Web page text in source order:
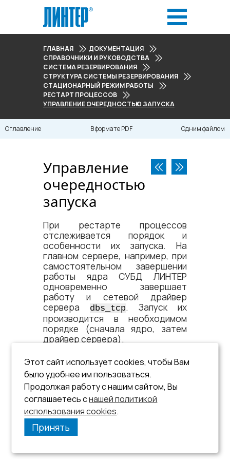
ГЛАВНАЯ
ДОКУМЕНТАЦИЯ
СПРАВОЧНИКИ И РУКОВОДСТВА
СИСТЕМА РЕЗЕРВИРОВАНИЯ
СТРУКТУРА СИСТЕМЫ РЕЗЕРВИРОВАНИЯ
СТАЦИОНАРНЫЙ РЕЖИМ РАБОТЫ
РЕСТАРТ ПРОЦЕССОВ
УПРАВЛЕНИЕ ОЧЕРЕДНОСТЬЮ ЗАПУСКА
Оглавление В формате PDF Одним файлом
Управление
очередностью
запуска
При рестарте процессов
отслеживается порядок и
особенности их запуска. На
главном сервере, например, при
самостоятельном завершении
работы ядра СУБД ЛИНТЕР
одновременно завершает
работу и сетевой драйвер
сервера
dbs_tсp. Запуск их
производится в необходимом
порядке (сначала ядро, затем
драйвер сервера).
На резервном сервере также
существует иерархия запуска:
сетевой драйвер клиента
dbc_tcp, утилита архивирования
lhb. При завершенииdbc_tcp
завершится также и
Этот сайт использует cookies, чтобы Вам
было удобнее им пользоваться.
Продолжая работу с нашим сайтом, Вы
соглашаетесь снашей политикой
использования cookies.
Принять